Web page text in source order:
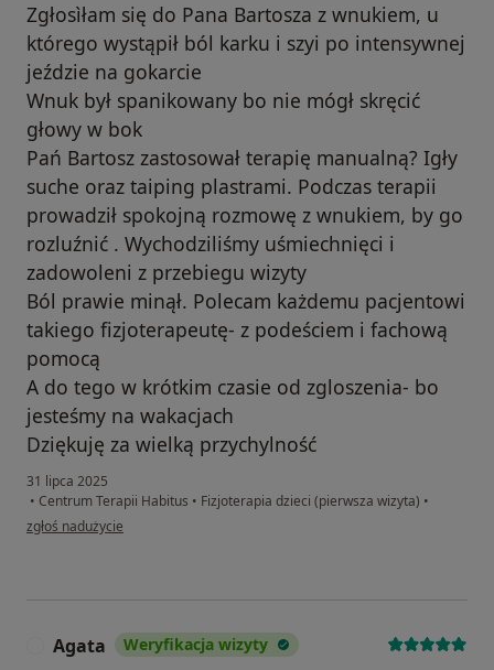
Zgłosìłam się do Pana Bartosza z wnukiem, u
którego wystąpił ból karku i szyi po intensywnej
jeździe na gokarcie
Wnuk był spanikowany bo nie mógł skręcić
głowy w bok
Pań Bartosz zastosował terapię manualną? Igły
suche oraz taiping plastrami. Podczas terapii
prowadził spokojną rozmowę z wnukiem, by go
rozluźnić . Wychodziliśmy uśmiechnięci i
zadowoleni z przebiegu wizyty
Ból prawie minął. Polecam każdemu pacjentowi
takiego fizjoterapeutę- z podeściem i fachową
pomocą
A do tego w krótkim czasie od zgloszenia- bo
jesteśmy na wakacjach
Dziękuję za wielką przychylność
31 lipca 2025
• Centrum Terapii Habitus • Fizjoterapia dzieci (pierwsza wizyta) •
w opinii użytkownika Aleksandra
zgłoś nadużycie
Agata Weryfikacja wizyty